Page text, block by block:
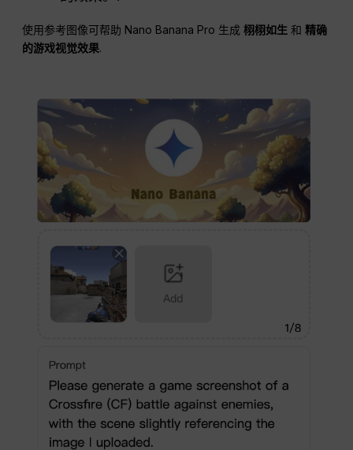
使用参考图像可帮助 Nano Banana Pro 生成栩栩如生 和精确
的游戏视觉效果.